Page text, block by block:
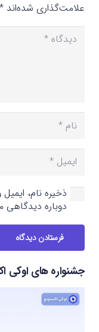
علامت‌گذاری شده‌اند *
ذخیره نام،
دوباره
فرستادن دیدگاه
جشنواره های اوکی